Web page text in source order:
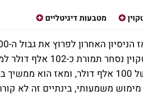
מטבעות דיגיטליים
- בשעת כתיבת שורות אלו
הוא עבר את המחיר הסימבולי של 100 אלף
משמעותי, בינתיים זה לא